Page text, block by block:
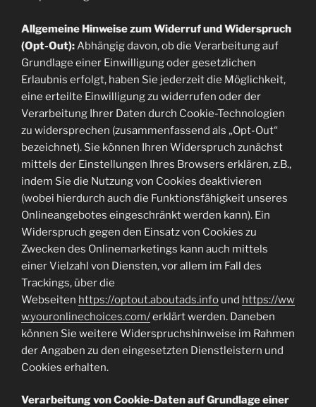
Allgemeine Hinweise zum Widerruf und Widerspruch
(Opt-Out): Abhängig davon, ob die Verarbeitung auf
Grundlage einer Einwilligung oder gesetzlichen
Erlaubnis erfolgt, haben Sie jederzeit die Möglichkeit,
eine erteilte Einwilligung zu widerrufen oder der
Verarbeitung Ihrer Daten durch Cookie-Technologien
zu widersprechen (zusammenfassend als „Opt-Out“
bezeichnet). Sie können Ihren Widerspruch zunächst
mittels der Einstellungen Ihres Browsers erklären, z.B.,
indem Sie die Nutzung von Cookies deaktivieren
(wobei hierdurch auch die Funktionsfähigkeit unseres
Onlineangebotes eingeschränkt werden kann). Ein
Widerspruch gegen den Einsatz von Cookies zu
Zwecken des Onlinemarketings kann auch mittels
einer Vielzahl von Diensten, vor allem im Fall des
Trackings, über die
Webseiten https://optout.aboutads.info und https://ww
w.youronlinechoices.com/erklärt werden. Daneben
können Sie weitere Widerspruchshinweise im Rahmen
der Angaben zu den eingesetzten Dienstleistern und
Cookies erhalten.
Verarbeitung von Cookie-Daten auf Grundlage einer